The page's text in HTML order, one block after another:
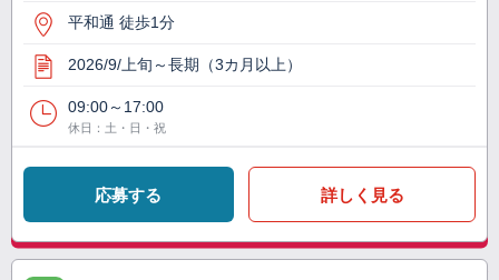
平和通 徒歩1分
2026/9/上旬～長期（3カ月以上）
09:00～17:00
休日：土・日・祝
応募する 詳しく見る